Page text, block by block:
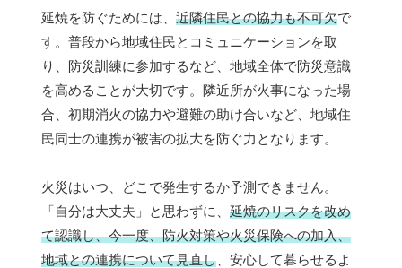
延焼を防ぐためには、 近隣住民との協力も不可欠で
す。普段から地域住民とコミュニケーションを取
り、防災訓練に参加するなど、地域全体で防災意識
を高めることが大切です。隣近所が火事になった場
合、初期消火の協力や避難の助け合いなど、地域住
民同士の連携が被害の拡大を防ぐ力となります。
火災はいつ、どこで発生するか予測できません。
「自分は大丈夫」と思わずに、 延焼のリスクを改め
て認識し、今一度、防火対策や火災保険への加入、
地域との連携について見直し 、安心して暮らせるよ